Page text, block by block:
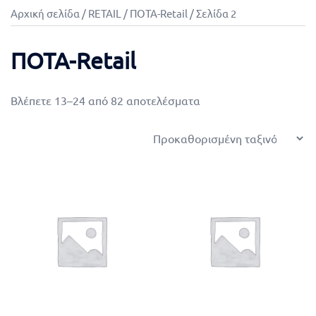
Αρχική σελίδα / RETAIL / ΠΟΤΑ-Retail / Σελίδα 2
ΠΟΤΑ-Retail
Βλέπετε 13–24 από 82 αποτελέσματα